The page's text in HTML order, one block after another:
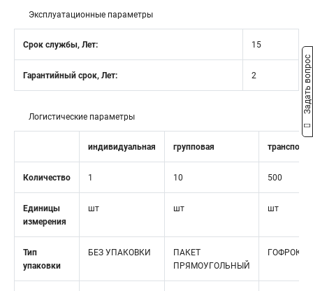
Эксплуатационные параметры
Срок службы, Лет: 15
Гарантийный срок, Лет: 2
Логистические параметры
индивидуальная групповая
Количество 1 10 500
Единицы
измерения
шт шт шт
Тип
упаковки
БЕЗ УПАКОВКИ
ПАКЕТ
ПРЯМОУГОЛЬНЫЙ
Задать вопрос